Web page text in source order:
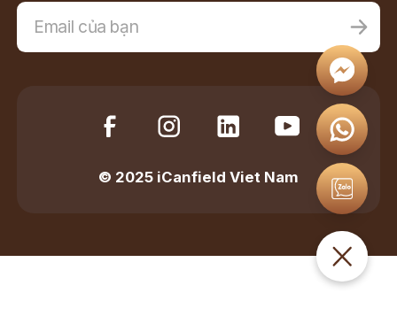
© 2025 iCanfield Viet Nam